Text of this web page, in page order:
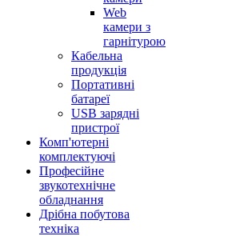
Web
камери з
гарнітурою
Кабельна
продукція
Портативні
батареї
USB зарядні
пристрої
Комп'ютерні
комплектуючі
Професійне
звукотехнічне
обладнання
Дрібна побутова
техніка